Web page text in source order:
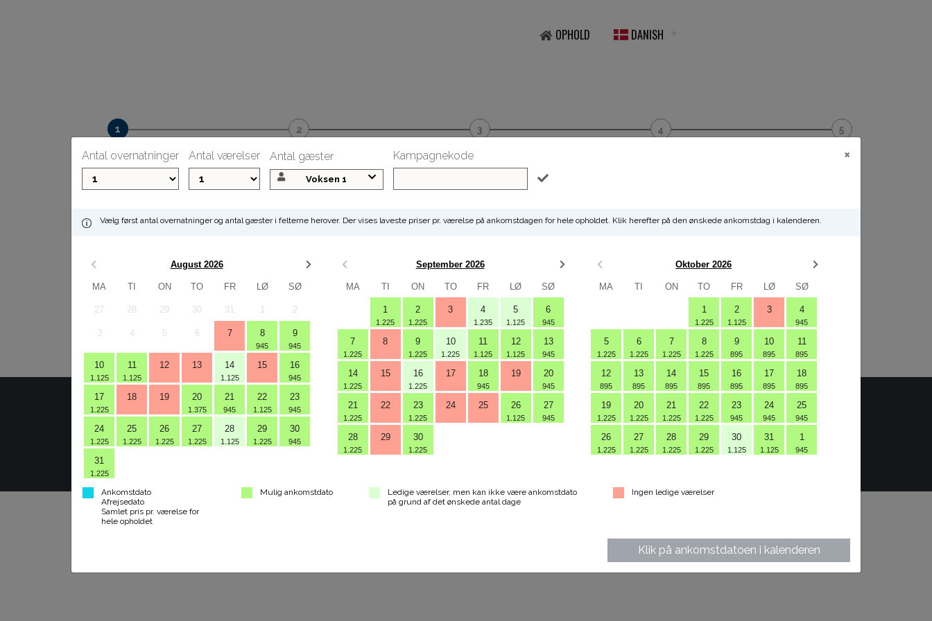
OPHOLD DANISH
×
Antal overnatninger Antal værelser Antal gæster
Voksen 1
Kampagnekode
Vælg først antal overnatninger og antal gæster i felterne herover. Der vises laveste priser pr. værelse på ankomstdagen for hele opholdet. Klik herefter på den ønskede ankomstdag i kalenderen.
August 2026
MA TI ON TO FR LØ SØ
27 28 29 30 31 1 2
3 4 5 6 7 8
945
9
945
10
1.125
11
1.125
12 13 14
1.125
15 16
945
17
1.225
18 19 20
1.375
21
945
22
1.125
23
945
24
1.225
25
1.225
26
1.225
27
1.225
28
1.125
29
1.225
30
945
31
1.225
September 2026
MA TI ON TO FR LØ SØ
1
1.225
2
1.225
3 4
1.235
5
1.125
6
945
7
1.225
8 9
1.225
10
1.225
11
1.125
12
1.125
13
945
14
1.225
15 16
1.225
17 18
945
19 20
945
21
1.225
22 23
1.225
24 25 26
1.125
27
945
28
1.225
29 30
1.225
Oktober 2026
MA TI ON TO FR LØ SØ
1
1.225
2
1.125
3 4
945
5
1.225
6
1.225
7
1.225
8
1.225
9
895
10
895
11
895
12
895
13
895
14
895
15
895
16
895
17
895
18
895
19
1.225
20
1.225
21
1.225
22
1.225
23
945
24
945
25
945
26
1.225
27
1.225
28
1.225
29
1.225
30
1.125
31
1.125
1
945
Ankomstdato
Afrejsedato
Samlet pris pr. værelse for
hele opholdet
Mulig ankomstdato
Ledige værelser, men kan ikke være ankomstdato
på grund af det ønskede antal dage
Ingen ledige værelser
Klik på ankomstdatoen i kalenderen
Ophold